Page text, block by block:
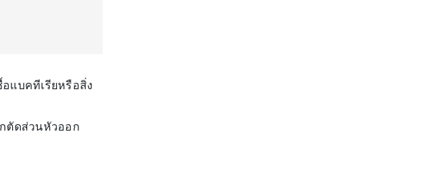
แบคทีเรียหรือสิ่ง
ตัดส่วนหัวออก